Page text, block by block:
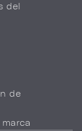
del
de